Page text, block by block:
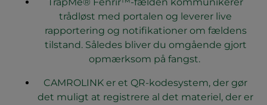
trådløst med portalen og leverer live
rapportering og notifikationer om fældens
tilstand. Således bliver du omgående gjort
opmærksom på fangst.
CAMROLINK er et QR-kodesystem, der gør
det muligt at registrere al det materiel, der er